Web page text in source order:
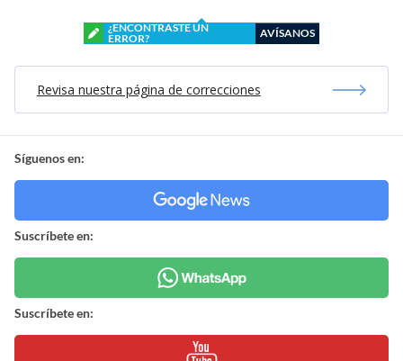
¿ENCONTRASTE UN
ERROR?
AVÍSANOS
Revisa nuestra página de correcciones
Síguenos en:
Suscríbete en:
Suscríbete en: